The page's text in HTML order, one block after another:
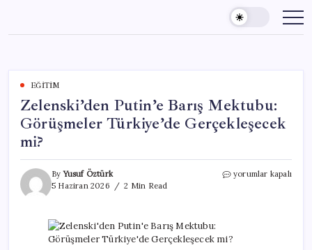
content
EĞITIM
Zelenski’den Putin’e Barış Mektubu:
Görüşmeler Türkiye’de Gerçekleşecek
mi?
ByYusuf Öztürk
5 Haziran 2026
2 Min Read
Zelenski’den
yorumlar kapalı